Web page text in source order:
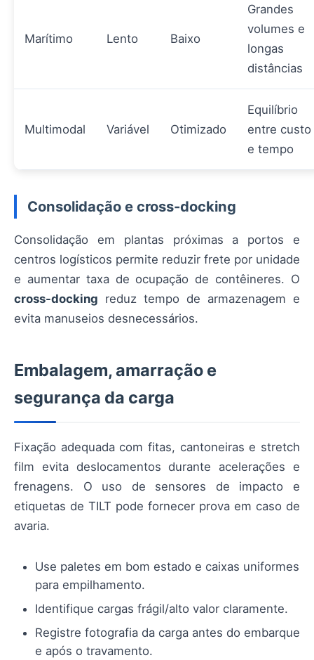
Marítimo Lento Baixo
Grandes
volumes e
longas
distâncias
Multimodal Variável Otimizado
Equilíbrio
entre custo
e tempo
Consolidação e cross-docking
Consolidação em plantas próximas a portos e
centros logísticos permite reduzir frete por unidade
e aumentar taxa de ocupação de contêineres. O
cross-docking reduz tempo de armazenagem e
evita manuseios desnecessários.
Embalagem, amarração e
segurança da carga
Fixação adequada com fitas, cantoneiras e stretch
film evita deslocamentos durante acelerações e
frenagens. O uso de sensores de impacto e
etiquetas de TILT pode fornecer prova em caso de
avaria.
Use paletes em bom estado e caixas uniformes
para empilhamento.
Identifique cargas frágil/alto valor claramente.
Registre fotografia da carga antes do embarque
e após o travamento.